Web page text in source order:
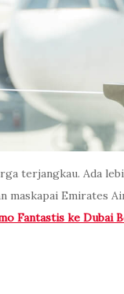
terjangkau. Ada
maskapai Emirates
Fantastis ke Dubai